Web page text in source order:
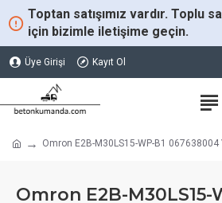
Toptan satışımız vardır. Toplu
için bizimle iletişime geçin.
Üye Girişi Kayıt Ol
Omron E2B-M30LS15-WP-B1 067638004
Omron E2B-M30LS15-